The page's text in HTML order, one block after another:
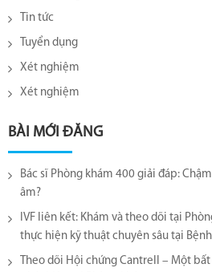
Tin tức
Tuyển dụng
Xét nghiệm
Xét nghiệm
BÀI MỚI ĐĂNG
Bác sĩ Phòng khám 400 giải đáp:
âm?
IVF liên kết: Khám và theo dõi tại
thực hiện kỹ thuật chuyên sâu tại
Theo dõi Hội chứng Cantrell – Một